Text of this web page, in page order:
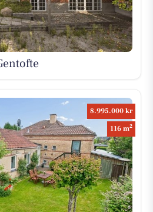
8.995.000 kr
116 m2